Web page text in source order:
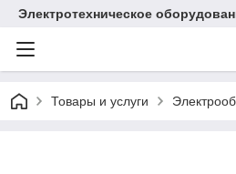
Электротехническое
Товары и услуги